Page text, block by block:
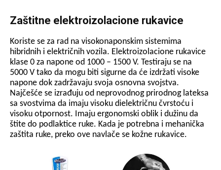
Zaštitne elektroizolacione rukavice
Koriste se za rad na visokonaponskim sistemima
hibridnih i električnih vozila. Elektroizolacione rukavice
klase 0 za napone od 1000 – 1500 V. Testiraju se na
5000 V tako da mogu biti sigurne da će izdržati visoke
napone dok zadržavaju svoja osnovna svojstva.
Najčešće se izrađuju od neprovodnog prirodnog lateksa
sa svostvima da imaju visoku dielektričnu čvrstoću i
visoku otpornost. Imaju ergonomski oblik i dužinu da
štite do podlaktice ruke. Kada je potrebna i mehanička
zaštita ruke, preko ove navlače se kožne rukavice.